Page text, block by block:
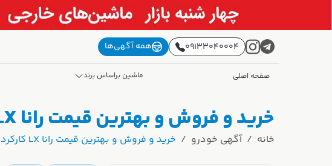
09133040004 همه آگهی‌ها
صفحه اصلی ماشین براساس برند
خرید و فروش و بهترین قیمت رانا LX کارکرده | آرکان خودرو
خانه آگهی خودرو خرید و فروش و بهترین قیمت رانا LX کارکرده | آرکان خودرو